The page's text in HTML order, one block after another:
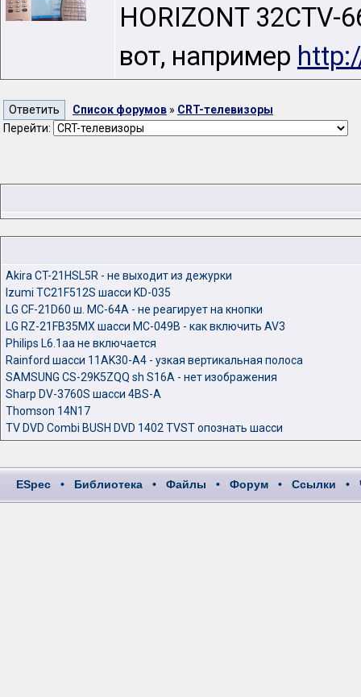
HORIZONT 32CTV-
вот, например
Список форумов » CRT-телевизоры
Перейти:
Akira CT-21HSL5R - не выходит из дежурки
Izumi TC21F512S шасси KD-035
LG CF-21D60 ш. MC-64A - не реагирует на кнопки
LG RZ-21FB35MX шасси MC-049B - как включить AV3
Philips L6.1aa не включается
Rainford шасси 11AK30-A4 - узкая вертикальная полоса
SAMSUNG CS-29K5ZQQ sh S16A - нет изображения
Sharp DV-3760S шасси 4BS-A
Thomson 14N17
TV DVD Combi BUSH DVD 1402 TVST опознать шасси
ESpec • Библиотека • Файлы • Форум • Ссылки •